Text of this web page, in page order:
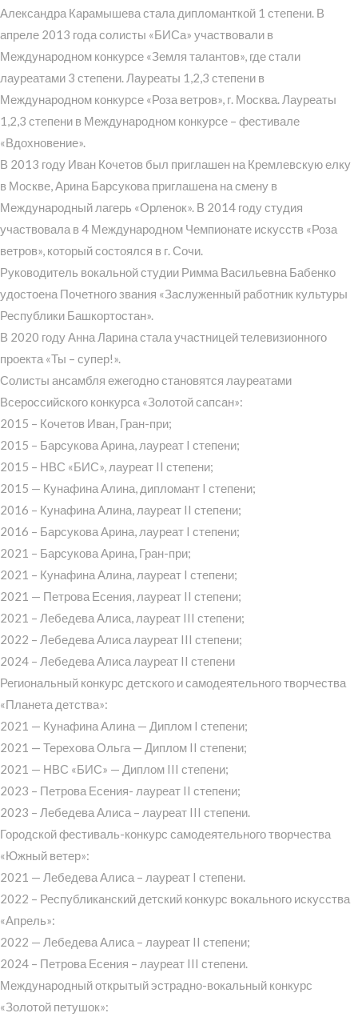
Александра Карамышева стала дипломанткой 1 степени. В
апреле 2013 года солисты «БИСа» участвовали в
Международном конкурсе «Земля талантов», где стали
лауреатами 3 степени. Лауреаты 1,2,3 степени в
Международном конкурсе «Роза ветров», г. Москва. Лауреаты
1,2,3 степени в Международном конкурсе – фестивале
«Вдохновение».
В 2013 году Иван Кочетов был приглашен на Кремлевскую елку
в Москве, Арина Барсукова приглашена на смену в
Международный лагерь «Орленок». В 2014 году студия
участвовала в 4 Международном Чемпионате искусств «Роза
ветров», который состоялся в г. Сочи.
Руководитель вокальной студии Римма Васильевна Бабенко
удостоена Почетного звания «Заслуженный работник культуры
Республики Башкортостан».
В 2020 году Анна Ларина стала участницей телевизионного
проекта «Ты – супер!».
Солисты ансамбля ежегодно становятся лауреатами
Всероссийского конкурса «Золотой сапсан»:
2015 – Кочетов Иван, Гран-при;
2015 – Барсукова Арина, лауреат I степени;
2015 – НВС «БИС», лауреат II степени;
2015 — Кунафина Алина, дипломант I степени;
2016 – Кунафина Алина, лауреат II степени;
2016 – Барсукова Арина, лауреат I степени;
2021 – Барсукова Арина, Гран-при;
2021 – Кунафина Алина, лауреат I степени;
2021 — Петрова Есения, лауреат II степени;
2021 – Лебедева Алиса, лауреат III степени;
2022 – Лебедева Алиса лауреат III степени;
2024 – Лебедева Алиса лауреат II степени
Региональный конкурс детского и самодеятельного творчества
«Планета детства»:
2021 — Кунафина Алина — Диплом I степени;
2021 — Терехова Ольга — Диплом II степени;
2021 — НВС «БИС» — Диплом III степени;
2023 – Петрова Есения- лауреат II степени;
2023 – Лебедева Алиса – лауреат III степени.
Городской фестиваль-конкурс самодеятельного творчества
«Южный ветер»:
2021 — Лебедева Алиса – лауреат I степени.
2022 – Республиканский детский конкурс вокального искусства
«Апрель»:
2022 — Лебедева Алиса – лауреат II степени;
2024 – Петрова Есения – лауреат III степени.
Международный открытый эстрадно-вокальный конкурс
«Золотой петушок»: